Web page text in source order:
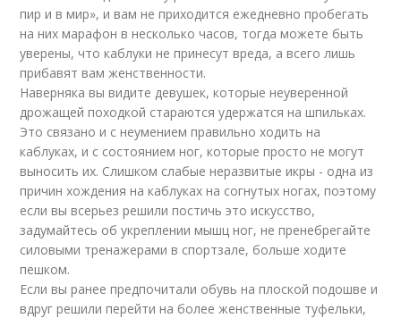
пир и в мир», и вам не приходится ежедневно пробегать
на них марафон в несколько часов, тогда можете быть
уверены, что каблуки не принесут вреда, а всего лишь
прибавят вам женственности.
Наверняка вы видите девушек, которые неуверенной
дрожащей походкой стараются удержатся на шпильках.
Это связано и с неумением правильно ходить на
каблуках, и с состоянием ног, которые просто не могут
выносить их. Слишком слабые неразвитые икры - одна из
причин хождения на каблуках на согнутых ногах, поэтому
если вы всерьез решили постичь это искусство,
задумайтесь об укреплении мышц ног, не пренебрегайте
силовыми тренажерами в спортзале, больше ходите
пешком.
Если вы ранее предпочитали обувь на плоской подошве и
вдруг решили перейти на более женственные туфельки,